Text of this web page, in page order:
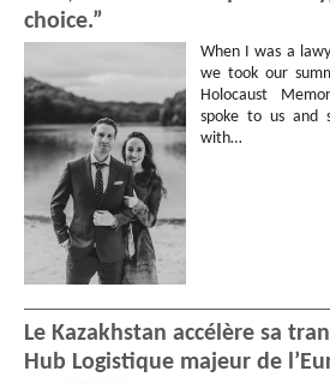
choice.”
When I was a
we took our
Holocaust
spoke to us and
with…
Le Kazakhstan accélère sa
Hub Logistique majeur de